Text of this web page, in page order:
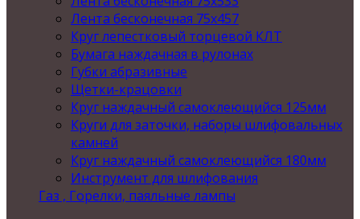
Лента бесконечная 75х457
Круг лепестковый торцевой КЛТ
Бумага наждачная в рулонах
Губки абразивные
Щетки-крацовки
Круг наждачный самоклеющийся 125мм
Круги для заточки, наборы шлифовальных
камней
Круг наждачный самоклеющийся 180мм
Инструмент для шлифования
Газ , Горелки, паяльные лампы